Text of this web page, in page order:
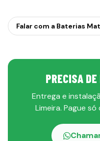
Falar com a Baterias
PRECISA
Entrega e
Limeira. Pague